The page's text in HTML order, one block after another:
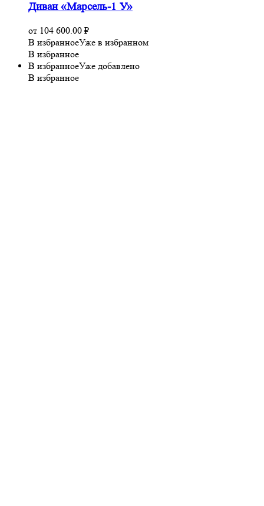
Диван «Марсель-1 У»
от 104 600.00 ₽
В избранноеУже в избранном
В избранное
В избранноеУже добавлено
В избранное